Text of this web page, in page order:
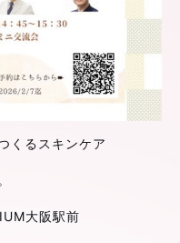
くるスキンケア
大阪駅前